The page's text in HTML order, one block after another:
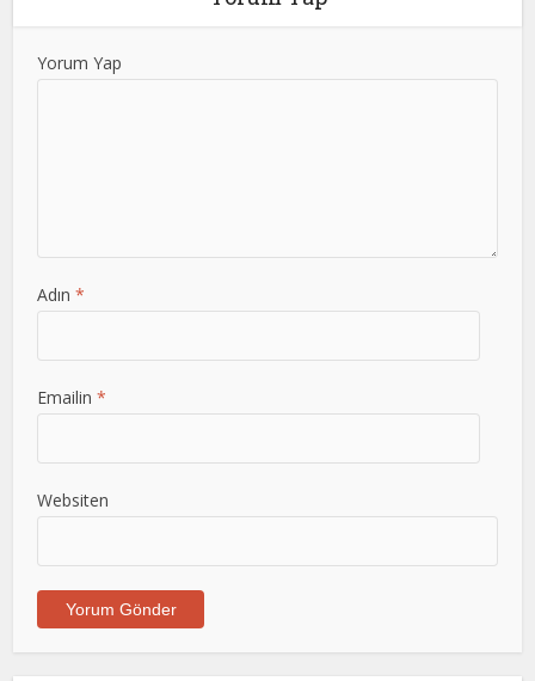
Yorum Yap
Adın *
Emailin *
Websiten